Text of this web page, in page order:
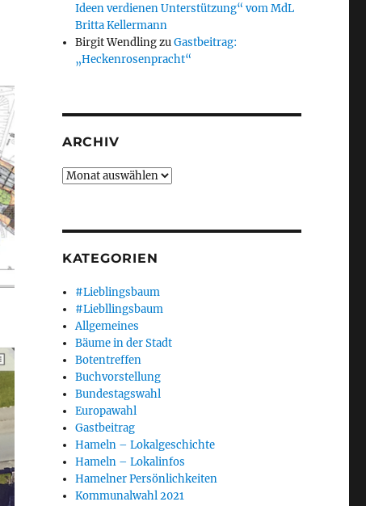
Ideen verdienen Unterstützung“ vom MdL
Britta Kellermann
Birgit WendlingzuGastbeitrag:
„Heckenrosenpracht“
ARCHIV
Archiv
KATEGORIEN
#Lieblingsbaum
#Liebllingsbaum
Allgemeines
Bäume in der Stadt
Botentreffen
Buchvorstellung
Bundestagswahl
Europawahl
Gastbeitrag
Hameln – Lokalgeschichte
Hameln – Lokalinfos
Hamelner Persönlichkeiten
Kommunalwahl 2021